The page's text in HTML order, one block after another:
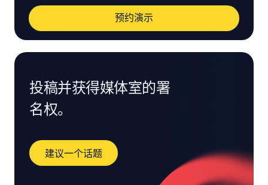
预约演示
投稿并获得媒体室的署
名权。
建议一个话题